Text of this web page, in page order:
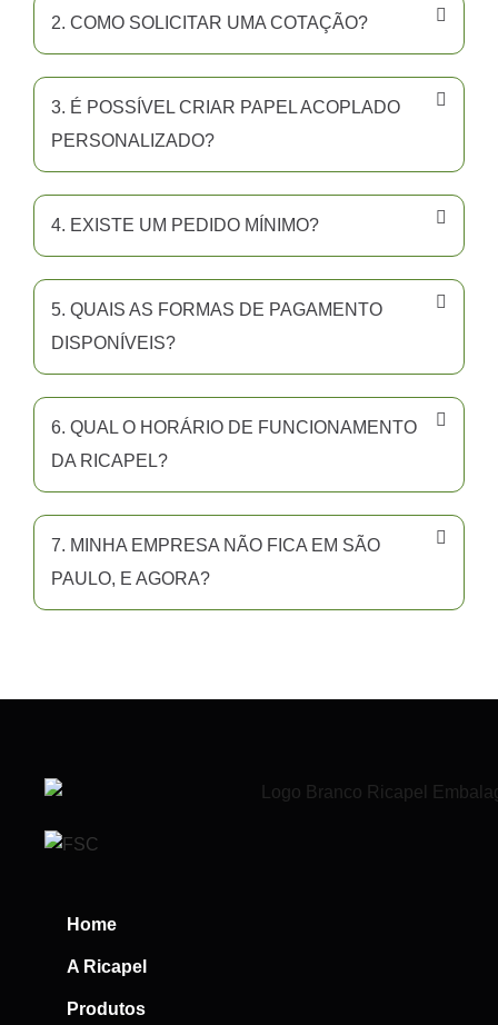
2. COMO SOLICITAR UMA COTAÇÃO?
3. É POSSÍVEL CRIAR PAPEL ACOPLADO
PERSONALIZADO?
4. EXISTE UM PEDIDO MÍNIMO?
5. QUAIS AS FORMAS DE PAGAMENTO
DISPONÍVEIS?
6. QUAL O HORÁRIO DE FUNCIONAMENTO
DA RICAPEL?
7. MINHA EMPRESA NÃO FICA EM SÃO
PAULO, E AGORA?
Home
A Ricapel
Produtos